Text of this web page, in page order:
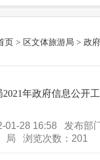
页 > 区文体旅游局 > 政
2021年政府信息公开
01-28 16:58 发布部
局 浏览次数： 201